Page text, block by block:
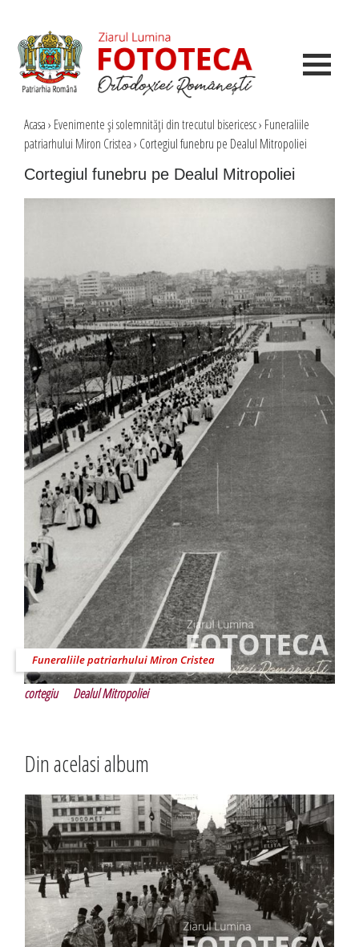
Acasa› Evenimente şi solemnităţi din trecutul bisericesc› Funeraliile
patriarhului Miron Cristea› Cortegiul funebru pe Dealul Mitropoliei
Cortegiul funebru pe Dealul Mitropoliei
Funeraliile patriarhului Miron Cristea
cortegiu Dealul Mitropoliei
Din acelasi album